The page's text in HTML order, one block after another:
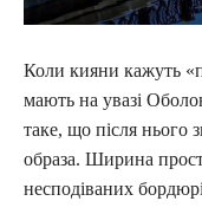
Коли кияни кажуть
мають на увазі
таке, що після нього
образа. Ширина
несподіваних